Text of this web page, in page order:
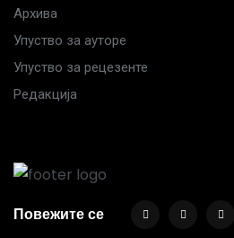
Архива
Упуство за ауторе
Упуство за рецезенте
Редакција
Повежите се